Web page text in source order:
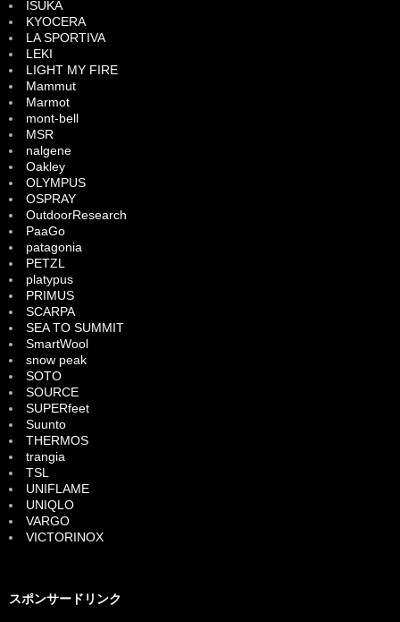
ISUKA
KYOCERA
LA SPORTIVA
LEKI
LIGHT MY FIRE
Mammut
Marmot
mont-bell
MSR
nalgene
Oakley
OLYMPUS
OSPRAY
OutdoorResearch
PaaGo
patagonia
PETZL
platypus
PRIMUS
SCARPA
SEA TO SUMMIT
SmartWool
snow peak
SOTO
SOURCE
SUPERfeet
Suunto
THERMOS
trangia
TSL
UNIFLAME
UNIQLO
VARGO
VICTORINOX
スポンサードリンク